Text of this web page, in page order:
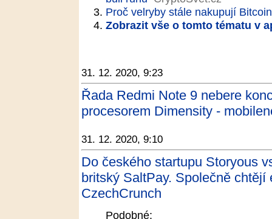
Proč velryby stále nakupují
Zobrazit vše o tomto tématu v
31. 12. 2020, 9:23
Řada Redmi Note 9 nebere
procesorem Dimensity -
31. 12. 2020, 9:10
Do českého startupu Storyous
britský SaltPay. Společně chtějí
CzechCrunch
Podobné: